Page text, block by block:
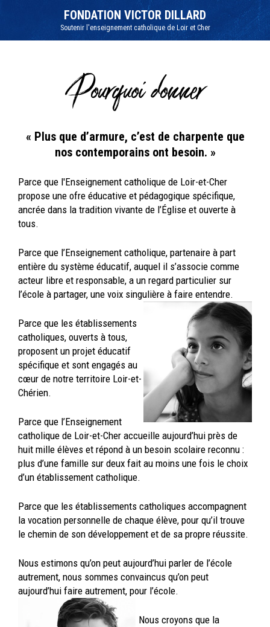
la
FONDATION VICTOR DILLARD
Soutenir l'enseignement catholique de Loir et Cher
Pourquoi donner
« Plus que d’armure, c’est de charpente que
nos contemporains ont besoin. »
Parce que l'Enseignement catholique de Loir-et-Cher
propose une ofre éducative et pédagogique spécifique,
ancrée dans la tradition vivante de l’Église et ouverte à
tous.
Parce que l’Enseignement catholique, partenaire à part
entière du système éducatif, auquel il s’associe comme
acteur libre et responsable, a un regard particulier sur
l’école à partager, une voix singulière à faire entendre.
Parce que les établissements
catholiques, ouverts à tous,
proposent un projet éducatif
spécifique et sont engagés au
cœur de notre territoire Loir-et-
Chérien.
Parce que l’Enseignement
catholique de Loir-et-Cher accueille aujourd’hui près de
huit mille élèves et répond à un besoin scolaire reconnu :
plus d’une famille sur deux fait au moins une fois le choix
d’un établissement catholique.
Parce que les établissements catholiques accompagnent
la vocation personnelle de chaque élève, pour qu’il trouve
le chemin de son développement et de sa propre réussite.
Nous estimons qu’on peut aujourd’hui parler de l’école
autrement, nous sommes convaincus qu’on peut
aujourd’hui faire autrement, pour l’école.
Nous croyons que la